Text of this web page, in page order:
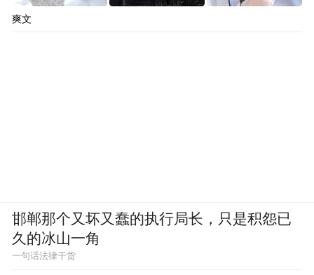
爽文
邯郸那个又坏又蠢的执行局长，只是积怨已
久的冰山一角
一句话法律干货